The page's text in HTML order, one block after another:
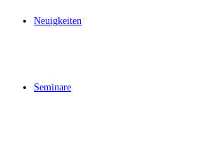
Neuigkeiten
Seminare